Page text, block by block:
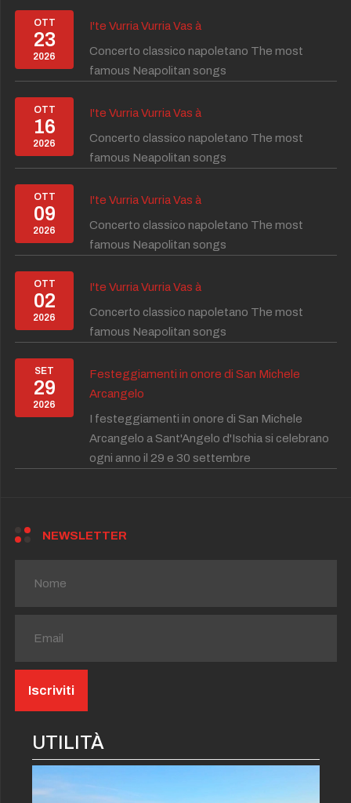
OTT
23
2026
I'te Vurria Vurria Vas à
Concerto classico napoletano The most
famous Neapolitan songs
OTT
16
2026
I'te Vurria Vurria Vas à
Concerto classico napoletano The most
famous Neapolitan songs
OTT
09
2026
I'te Vurria Vurria Vas à
Concerto classico napoletano The most
famous Neapolitan songs
OTT
02
2026
I'te Vurria Vurria Vas à
Concerto classico napoletano The most
famous Neapolitan songs
SET
29
2026
Festeggiamenti in onore di San Michele
Arcangelo
I festeggiamenti in onore di San Michele
Arcangelo a Sant'Angelo d'Ischia si celebrano
ogni anno il 29 e 30 settembre
NEWSLETTER
UTILITÀ